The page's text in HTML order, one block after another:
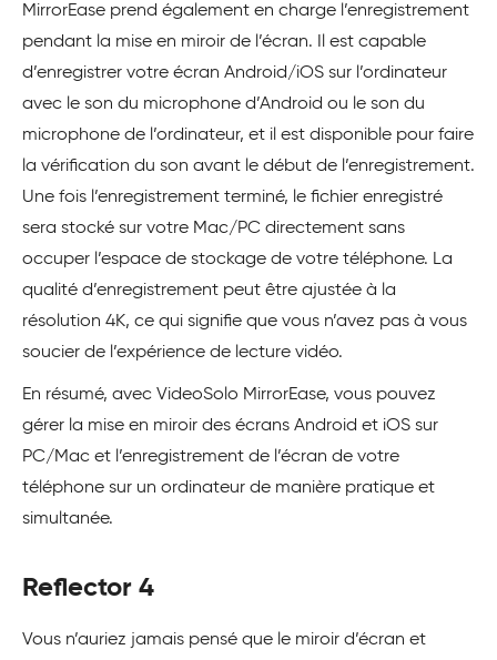
MirrorEase prend également en charge l’enregistrement
pendant la mise en miroir de l’écran. Il est capable
d’enregistrer votre écran Android/iOS sur l’ordinateur
avec le son du microphone d’Android ou le son du
microphone de l’ordinateur, et il est disponible pour faire
la vérification du son avant le début de l’enregistrement.
Une fois l’enregistrement terminé, le fichier enregistré
sera stocké sur votre Mac/PC directement sans
occuper l’espace de stockage de votre téléphone. La
qualité d’enregistrement peut être ajustée à la
résolution 4K, ce qui signifie que vous n’avez pas à vous
soucier de l’expérience de lecture vidéo.
En résumé, avec VideoSolo MirrorEase, vous pouvez
gérer la mise en miroir des écrans Android et iOS sur
PC/Mac et l’enregistrement de l’écran de votre
téléphone sur un ordinateur de manière pratique et
simultanée.
Reflector 4
Vous n’auriez jamais pensé que le miroir d’écran et